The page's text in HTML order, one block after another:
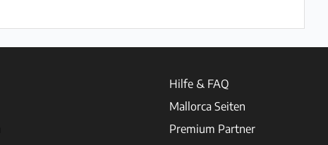
Hilfe & FAQ
Mallorca Seiten
Premium Partner